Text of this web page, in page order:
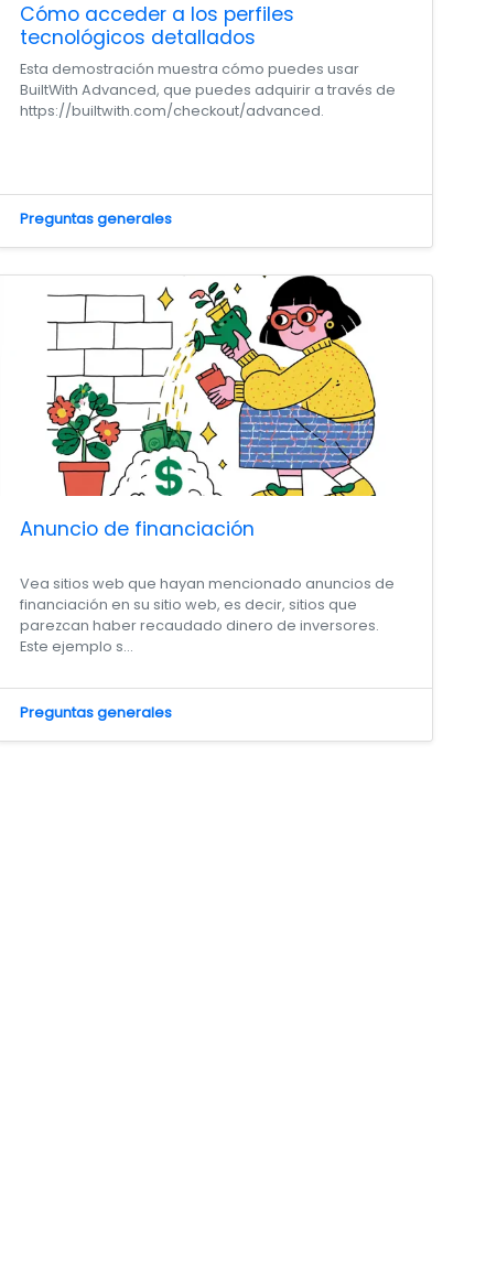
Cómo acceder a los perfiles
tecnológicos detallados
Esta demostración muestra cómo puedes usar
BuiltWith Advanced, que puedes adquirir a través de
https://builtwith.com/checkout/advanced.
Preguntas generales
Anuncio de financiación
Vea sitios web que hayan mencionado anuncios de
financiación en su sitio web, es decir, sitios que
parezcan haber recaudado dinero de inversores.
Este ejemplo s...
Preguntas generales